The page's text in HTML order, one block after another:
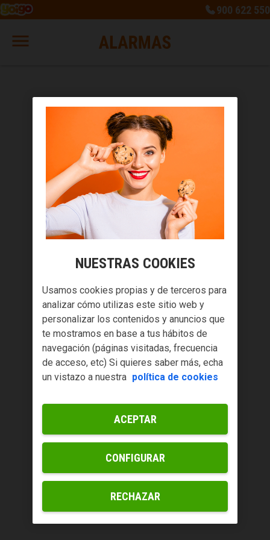
900 622 550
NUESTRAS COOKIES
Usamos cookies propias y de terceros para
analizar cómo utilizas este sitio web y
personalizar los contenidos y anuncios que
te mostramos en base a tus hábitos de
navegación (páginas visitadas, frecuencia
de acceso, etc) Si quieres saber más, echa
un vistazo a nuestra política de cookies
CONFIGURAR
RECHAZAR
ACEPTAR